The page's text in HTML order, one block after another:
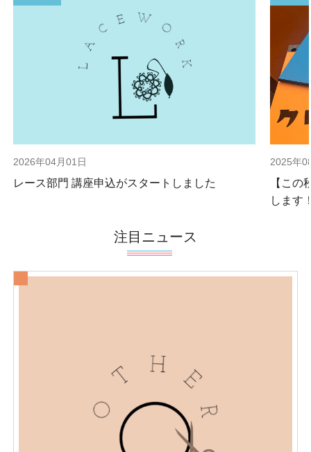
2026年04月01日
レース部門 講座申込がスタートしました
2025年
【この
します
注目ニュース